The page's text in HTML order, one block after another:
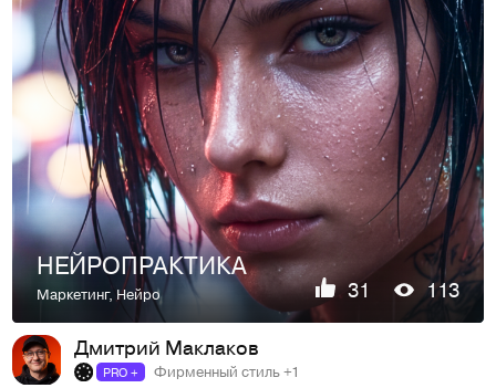
НЕЙРОПРАКТИКА
Маркетинг, Нейро 31 113
Дмитрий Маклаков
PRO + Фирменный стиль +1